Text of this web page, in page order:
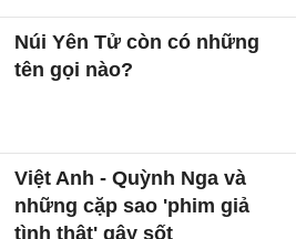
Núi Yên Tử còn có những
tên gọi nào?
Việt Anh - Quỳnh Nga và
những cặp sao 'phim giả
tình thật' gây sốt